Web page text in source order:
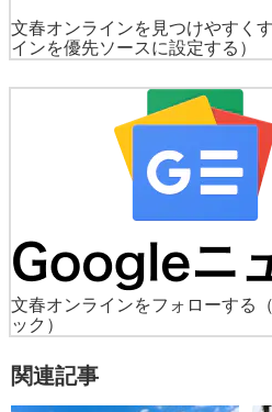
文春オンラインを見つけやすく
インを優先ソースに設定する）
文春オンラインをフォローする
ック）
関連記事